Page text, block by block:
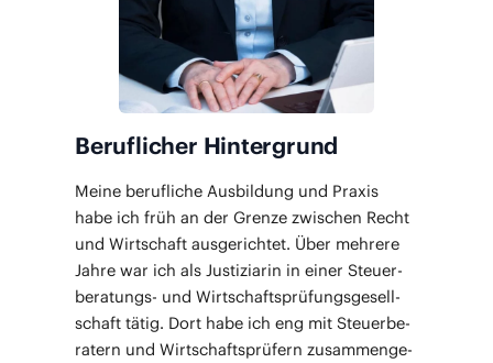
Beruflicher Hintergrund
Mei­ne beruf­li­che Aus­bil­dung und Pra­xis
habe ich früh an der Gren­ze zwi­schen Recht
und Wirt­schaft aus­ge­rich­tet. Über meh­re­re
Jah­re war ich als Jus­ti­zia­rin in einer Steu­er­
be­ra­tungs- und Wirt­schafts­prü­fungs­ge­sell­
schaft tätig. Dort habe ich eng mit Steu­er­be­
ra­tern und Wirt­schafts­prü­fern zusam­men­ge­